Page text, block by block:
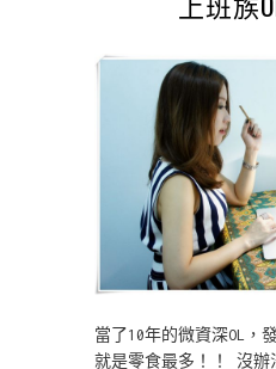
當了10年的微資深OL，
就是零食最多！！ 沒辦